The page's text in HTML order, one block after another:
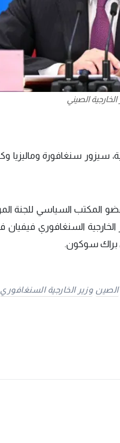
الخارجية الصيني
عضو المكتب السياسي للجنة
السنغافوري فيفيان
براك سوكون.
الصين وزير الخارجية السنغافوري